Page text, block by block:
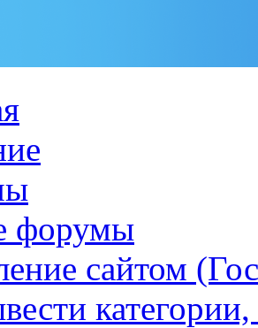
форумы
сайтом